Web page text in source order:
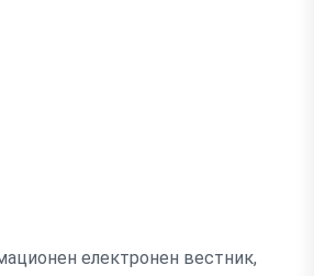
електронен вестник,